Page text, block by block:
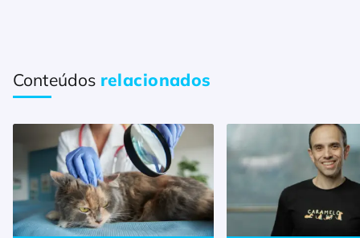
Conteúdos relacionados